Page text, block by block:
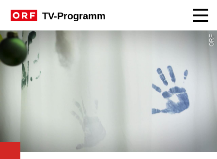
TV-Programm
ORF